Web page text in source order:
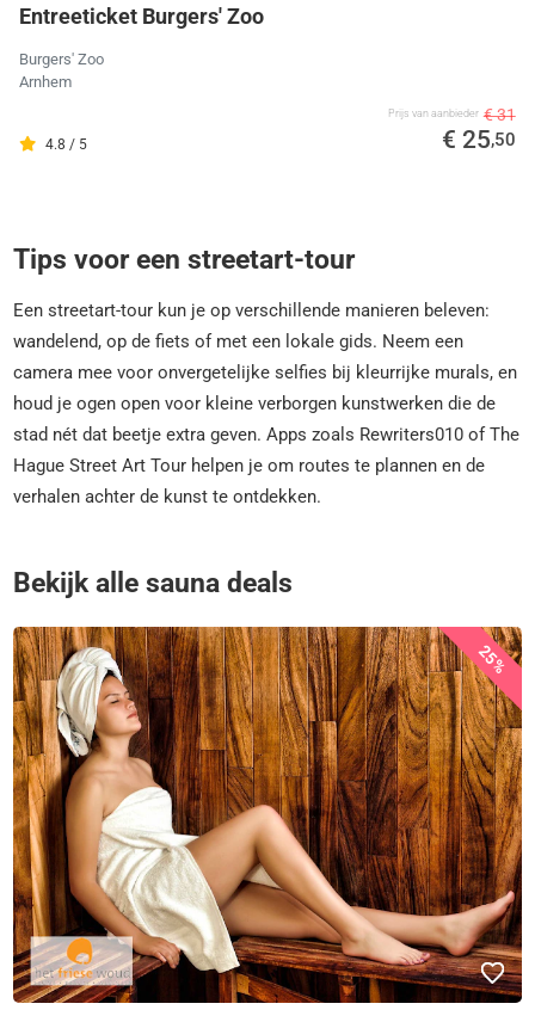
Entreeticket Burgers' Zoo
Burgers' Zoo
Arnhem
4.8 / 5
Prijs van aanbieder € 31
€ 25,50
Tips voor een streetart-tour
Een streetart-tour kun je op verschillende manieren beleven:
wandelend, op de fiets of met een lokale gids. Neem een
camera mee voor onvergetelijke selfies bij kleurrijke murals, en
houd je ogen open voor kleine verborgen kunstwerken die de
stad nét dat beetje extra geven. Apps zoals Rewriters010 of The
Hague Street Art Tour helpen je om routes te plannen en de
verhalen achter de kunst te ontdekken.
Bekijk alle sauna deals
25%